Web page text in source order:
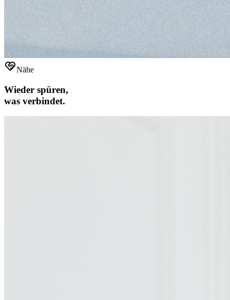
Nähe
Wieder spüren,
was verbindet.